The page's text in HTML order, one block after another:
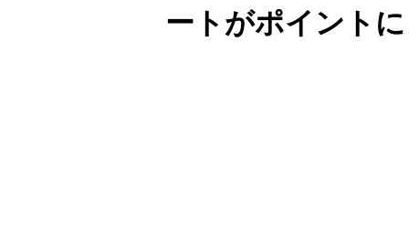
ートがポイントに